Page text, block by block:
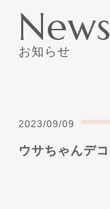
News
お知らせ
2023/09/09
ウサちゃんデコ